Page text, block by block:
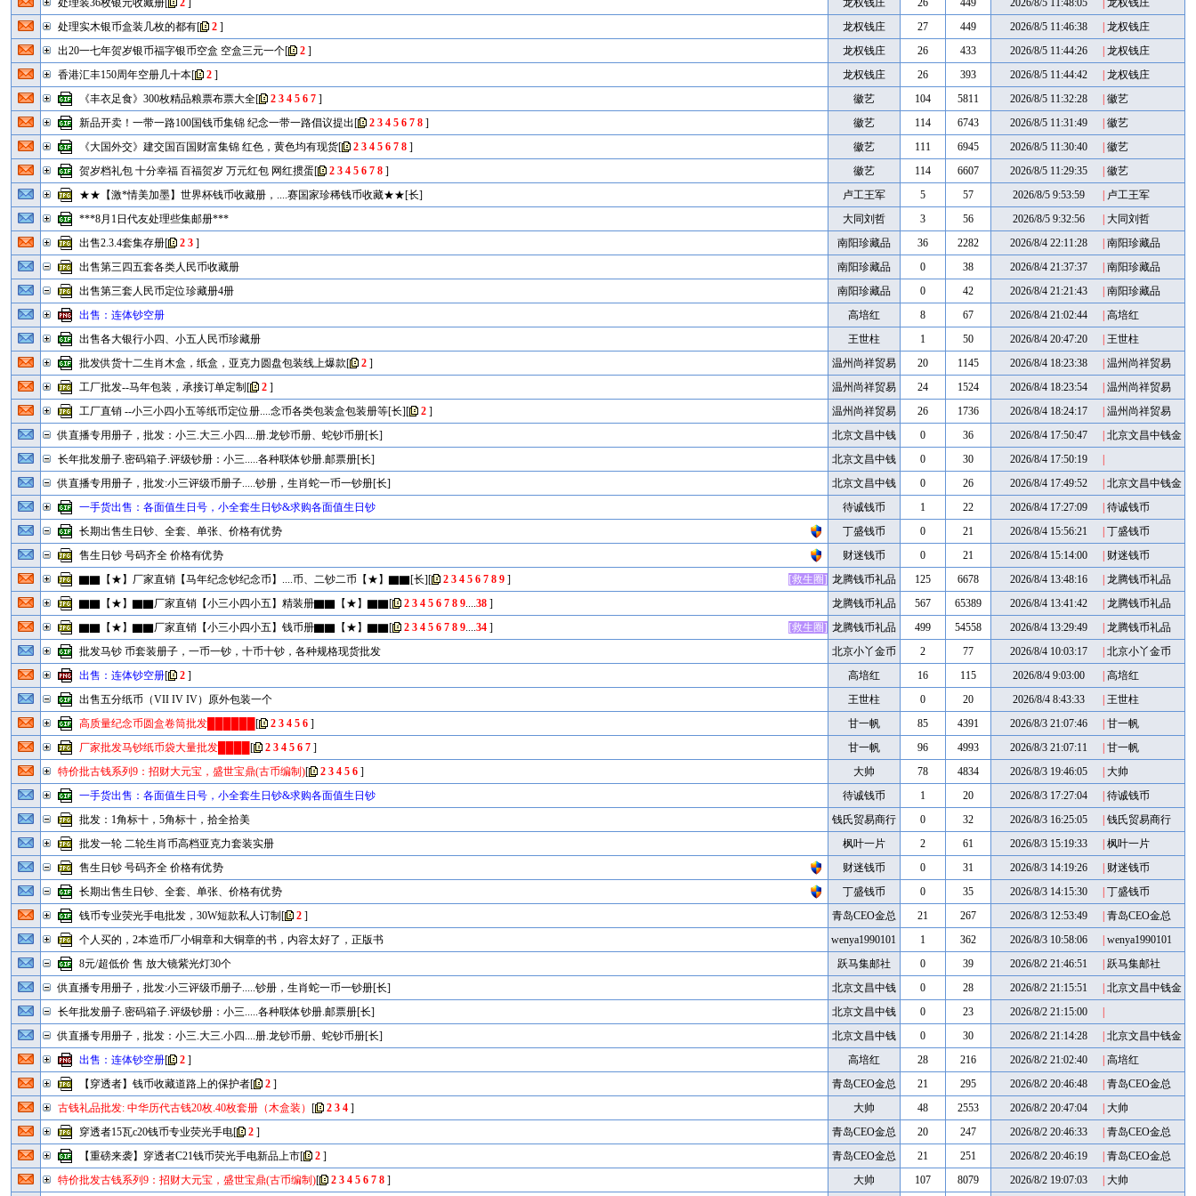
龙权钱庄 26 449 2026/8/5 11:48:05 龙权钱庄
处理装36枚银元收藏册 2
龙权钱庄
27 449 2026/8/5 11:46:38 龙权钱庄
处理实木银币盒装几枚的都有[ 2 ]
龙权钱庄
26 433 2026/8/5 11:44:26 龙权钱庄
出20一七年贺岁银币福字银币空盒 空盒三元一个[ 2 ]
龙权钱庄
26 393 2026/8/5 11:44:42 龙权钱庄
香港汇丰150周年空册几十本[ 2 ]
徽艺
104 5811 2026/8/5 11:32:28 徽艺
《丰衣足食》300枚精品粮票布票大全[ 2 3 4 5 6 7 ]
徽艺
114 6743 2026/8/5 11:31:49 徽艺
新品开卖！一带一路100国钱币集锦 纪念一带一路倡议提出[ 2 3 4 5 6 7 8 ]
徽艺
111 6945 2026/8/5 11:30:40 徽艺
《大国外交》建交国百国财富集锦 红色，黄色均有现货[ 2 3 4 5 6 7 8 ]
徽艺
114 6607 2026/8/5 11:29:35 徽艺
贺岁档礼包 十分幸福 百福贺岁 万元红包 网红掼蛋[ 2 3 4 5 6 7 8 ]
卢工王军
5 57 2026/8/5 9:53:59 卢工王军
★★【激*情美加墨】世界杯钱币收藏册，....赛国家珍稀钱币收藏★★[长]
大同刘哲
3 56 2026/8/5 9:32:56 大同刘哲
***8月1日代友处理些集邮册***
南阳珍藏品
36 2282 2026/8/4 22:11:28 南阳珍藏品
出售2.3.4套集存册[ 2 3 ]
南阳珍藏品
0 38 2026/8/4 21:37:37 南阳珍藏品
出售第三四五套各类人民币收藏册
南阳珍藏品
0 42 2026/8/4 21:21:43 南阳珍藏品
出售第三套人民币定位珍藏册4册
高培红
8 67 2026/8/4 21:02:44 高培红
出售：连体钞空册
王世柱
1 50 2026/8/4 20:47:20 王世柱
出售各大银行小四、小五人民币珍藏册
温州尚祥贸易
20 1145 2026/8/4 18:23:38 温州尚祥贸易
批发供货十二生肖木盒，纸盒，亚克力圆盘包装线上爆款[ 2 ]
温州尚祥贸易
24 1524 2026/8/4 18:23:54 温州尚祥贸易
工厂批发--马年包装，承接订单定制 [ 2 ]
温州尚祥贸易
26 1736 2026/8/4 18:24:17 温州尚祥贸易
工厂直销 --小三小四小五等纸币定位册....念币各类包装盒包装册等[长][ 2 ]
北京文昌中钱
金币
0 36 2026/8/4 17:50:47
北京文昌中钱金
币
供直播专用册子，批发：小三.大三.小四....册.龙钞币册、蛇钞币册[长]
北京文昌中钱
金币
0 30 2026/8/4 17:50:19
长年批发册子.密码箱子.评级钞册：小三.....各种联体钞册.邮票册[长]
北京文昌中钱
金币
0 26 2026/8/4 17:49:52
北京文昌中钱金
供直播专用册子，批发:小三评级币册子.....钞册，生肖蛇一币一钞册[长]
待诚钱币
1 22 2026/8/4 17:27:09 待诚钱币
一手货出售：各面值生日号，小全套生日钞&求购各面值生日钞
丁盛钱币
0 21 2026/8/4 15:56:21 丁盛钱币
长期出售生日钞、全套、单张、价格有优势
财迷钱币
0 21 2026/8/4 15:14:00 财迷钱币
售生日钞 号码齐全 价格有优势
龙腾钱币礼品
125 6678 2026/8/4 13:48:16 龙腾钱币礼品
[救生圈]
▇▇【★】厂家直销【马年纪念钞纪念币】....币、二钞二币【★】▇▇[长][ 2 3 4 5 6 7 8 9 ]
龙腾钱币礼品
567 65389 2026/8/4 13:41:42 龙腾钱币礼品
▇▇【★】▇▇厂家直销【小三小四小五】精装册▇▇【★】▇▇[ 2 3 4 5 6 7 8 9....38 ]
龙腾钱币礼品
499 54558 2026/8/4 13:29:49 龙腾钱币礼品
[救生圈]
▇▇【★】▇▇厂家直销【小三小四小五】钱币册▇▇【★】▇▇[ 2 3 4 5 6 7 8 9....34 ]
北京小丫金币
2 77 2026/8/4 10:03:17 北京小丫金币
批发马钞 币套装册子，一币一钞，十币十钞，各种规格现货批发
高培红
16 115 2026/8/4 9:03:00 高培红
出售：连体钞空册[ 2 ]
王世柱
0 20 2026/8/4 8:43:33 王世柱
出售五分纸币（VII IV IV）原外包装一个
甘一帆
85 4391 2026/8/3 21:07:46 甘一帆
高质量纪念币圆盒卷筒批发██████ [ 2 3 4 5 6 ]
甘一帆
96 4993 2026/8/3 21:07:11 甘一帆
厂家批发马钞纸币袋大量批发████ [ 2 3 4 5 6 7 ]
大帅
78 4834 2026/8/3 19:46:05 大帅
特价批古钱系列9：招财大元宝，盛世宝鼎(古币编制)[ 2 3 4 5 6 ]
待诚钱币
1 20 2026/8/3 17:27:04 待诚钱币
一手货出售：各面值生日号，小全套生日钞&求购各面值生日钞
钱氏贸易商行
0 32 2026/8/3 16:25:05 钱氏贸易商行
批发：1角标十，5角标十，拾全拾美
枫叶一片
2 61 2026/8/3 15:19:33 枫叶一片
批发一轮 二轮生肖币高档亚克力套装实册
财迷钱币
0 31 2026/8/3 14:19:26 财迷钱币
售生日钞 号码齐全 价格有优势
丁盛钱币
0 35 2026/8/3 14:15:30 丁盛钱币
长期出售生日钞、全套、单张、价格有优势
青岛CEO金总
21 267 2026/8/3 12:53:49 青岛CEO金总
钱币专业荧光手电批发，30W短款私人订制 [ 2 ]
wenya1990101
1 362 2026/8/3 10:58:06 wenya1990101
个人买的，2本造币厂小铜章和大铜章的书，内容太好了，正版书
跃马集邮社
0 39 2026/8/2 21:46:51 跃马集邮社
8元/超低价 售 放大镜紫光灯30个
北京文昌中钱
金币
0 28 2026/8/2 21:15:51
北京文昌中钱金
币
供直播专用册子，批发:小三评级币册子.....钞册，生肖蛇一币一钞册[长]
北京文昌中钱
金币
0 23 2026/8/2 21:15:00
长年批发册子.密码箱子.评级钞册：小三.....各种联体钞册.邮票册[长]
北京文昌中钱
金币
0 30 2026/8/2 21:14:28
北京文昌中钱金
供直播专用册子，批发：小三.大三.小四....册.龙钞币册、蛇钞币册[长]
高培红
28 216 2026/8/2 21:02:40 高培红
出售：连体钞空册[ 2 ]
青岛CEO金总
21 295 2026/8/2 20:46:48 青岛CEO金总
【穿透者】钱币收藏道路上的保护者[ 2 ]
大帅
48 2553 2026/8/2 20:47:04 大帅
古钱礼品批发: 中华历代古钱20枚.40枚套册（木盒装） [ 2 3 4 ]
青岛CEO金总
20 247 2026/8/2 20:46:33 青岛CEO金总
穿透者15瓦c20钱币专业荧光手电[ 2 ]
青岛CEO金总
21 251 2026/8/2 20:46:19 青岛CEO金总
【重磅来袭】穿透者C21钱币荧光手电新品上市[ 2 ]
大帅
107 8079 2026/8/2 19:07:03 大帅
特价批发古钱系列9：招财大元宝，盛世宝鼎(古币编制)[ 2 3 4 5 6 7 8 ]